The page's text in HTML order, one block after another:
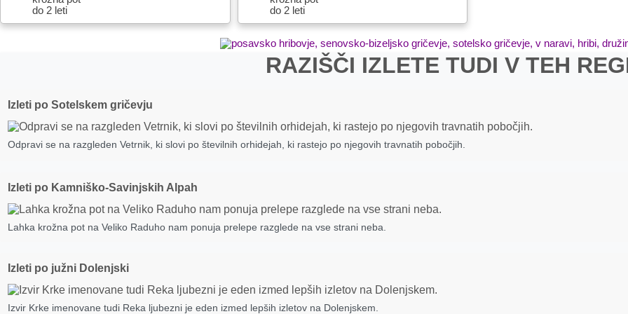
do 2 leti
do 2 leti
RAZIŠČI IZLETE TUDI V TEH
Izleti po Sotelskem gričevju
Odpravi se na razgleden Vetrnik, ki slovi po številnih orhidejah, ki rastejo po njegovih travnatih pobočjih.
Izleti po Kamniško-Savinjskih Alpah
Lahka krožna pot na Veliko Raduho nam ponuja prelepe razglede na vse strani neba.
Izleti po južni Dolenjski
Izvir Krke imenovane tudi Reka ljubezni je eden izmed lepših izletov na Dolenjskem.